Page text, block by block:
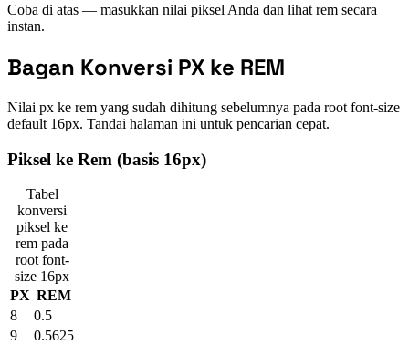
Coba di atas — masukkan nilai piksel Anda dan lihat rem secara
instan.
Bagan Konversi PX ke REM
Nilai px ke rem yang sudah dihitung sebelumnya pada root font-size
default 16px. Tandai halaman ini untuk pencarian cepat.
Piksel ke Rem (basis 16px)
Tabel
konversi
piksel ke
rem pada
root font-
size 16px
PX REM
8
0.5
9
0.5625